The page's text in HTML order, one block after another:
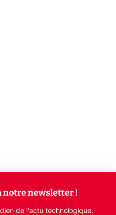
notre newsletter !
de l'actu technologique.